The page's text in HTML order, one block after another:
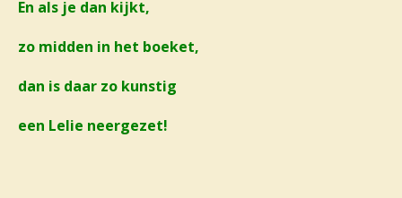
En als je dan kijkt,
zo midden in het boeket,
dan is daar zo kunstig
een Lelie neergezet!